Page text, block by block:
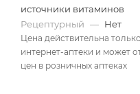
источники витаминов
Рецептурный — Нет
Цена действительна
интернет-аптеки и может
цен в розничных аптеках